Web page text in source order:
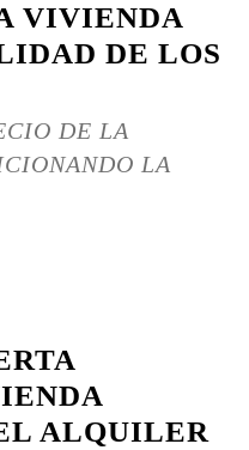
VIVIENDA
DE LOS
DE LA
LA
ALQUILER